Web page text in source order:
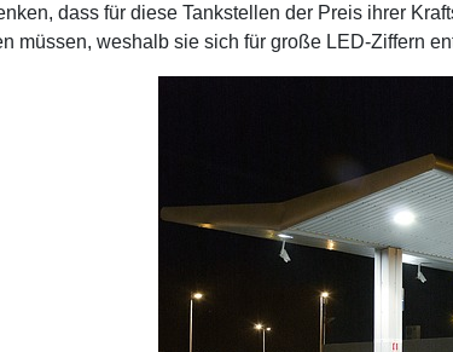
dass für diese Tankstellen der Preis ihrer
müssen, weshalb sie sich für große LED-Ziffern